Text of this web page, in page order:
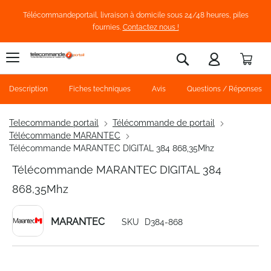
Télécommandeportail, livraison à domicile sous 24/48 heures, piles
fournies. Contactez nous !
Rechercher
Telecommande portail
Télécommande de portail
Télécommande MARANTEC
Télécommande MARANTEC DIGITAL 384 868,35Mhz
Télécommande MARANTEC DIGITAL 384
868,35Mhz
MARANTEC SKU D384-868
Description Fiches techniques Avis Questions / Réponses